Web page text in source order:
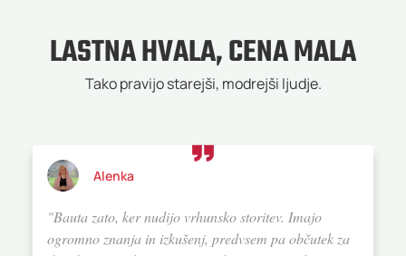
LASTNA HVALA, CENA MALA
Tako pravijo starejši, modrejši ljudje.
Alenka
"Bauta zato, ker nudijo vrhunsko storitev. Imajo
ogromno znanja in izkušenj, predvsem pa občutek za